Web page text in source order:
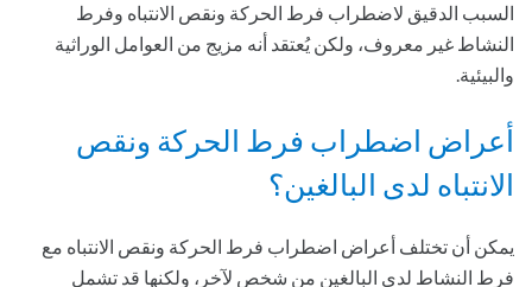
السبب الدقيق لاضطراب فرط الحركة ونقص الانتباه وفرط
النشاط غير معروف، ولكن يُعتقد أنه مزيج من العوامل الوراثية
والبيئية.
أعراض اضطراب فرط الحركة ونقص
الانتباه لدى البالغين؟
يمكن أن تختلف أعراض اضطراب فرط الحركة ونقص الانتباه مع
فرط النشاط لدى البالغين من شخص لآخر، ولكنها قد تشمل